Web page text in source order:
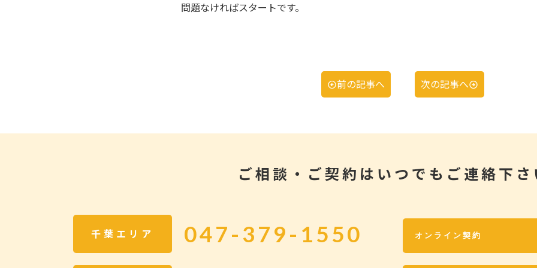
問題なければスタートです。
前の記事へ 次の記事へ
ご相談・ご契約はいつでもご連絡下
千葉エリア 047-379-1550 オンライン契約